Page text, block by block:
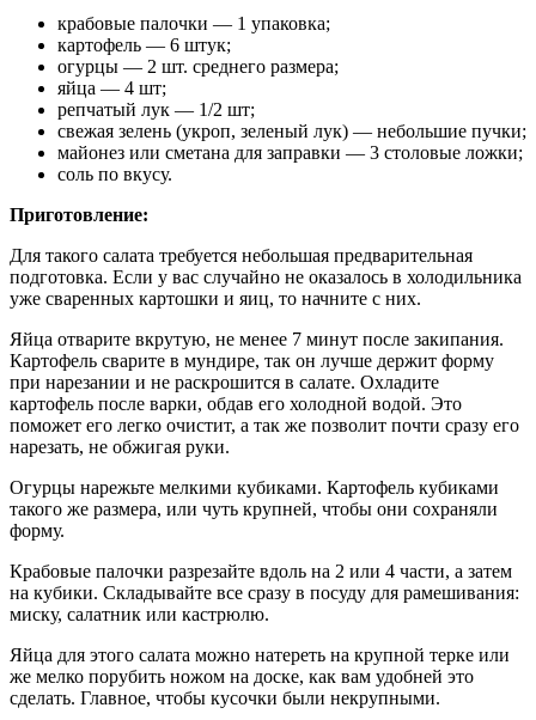
крабовые палочки — 1 упаковка;
картофель — 6 штук;
огурцы — 2 шт. среднего размера;
яйца — 4 шт;
репчатый лук — 1/2 шт;
свежая зелень (укроп, зеленый лук) — небольшие пучки;
майонез или сметана для заправки — 3 столовые ложки;
соль по вкусу.
Приготовление:
Для такого салата требуется небольшая предварительная
подготовка. Если у вас случайно не оказалось в холодильника
уже сваренных картошки и яиц, то начните с них.
Яйца отварите вкрутую, не менее 7 минут после закипания.
Картофель сварите в мундире, так он лучше держит форму
при нарезании и не раскрошится в салате. Охладите
картофель после варки, обдав его холодной водой. Это
поможет его легко очистит, а так же позволит почти сразу его
нарезать, не обжигая руки.
Огурцы нарежьте мелкими кубиками. Картофель кубиками
такого же размера, или чуть крупней, чтобы они сохраняли
форму.
Крабовые палочки разрезайте вдоль на 2 или 4 части, а затем
на кубики. Складывайте все сразу в посуду для рамешивания:
миску, салатник или кастрюлю.
Яйца для этого салата можно натереть на крупной терке или
же мелко порубить ножом на доске, как вам удобней это
сделать. Главное, чтобы кусочки были некрупными.